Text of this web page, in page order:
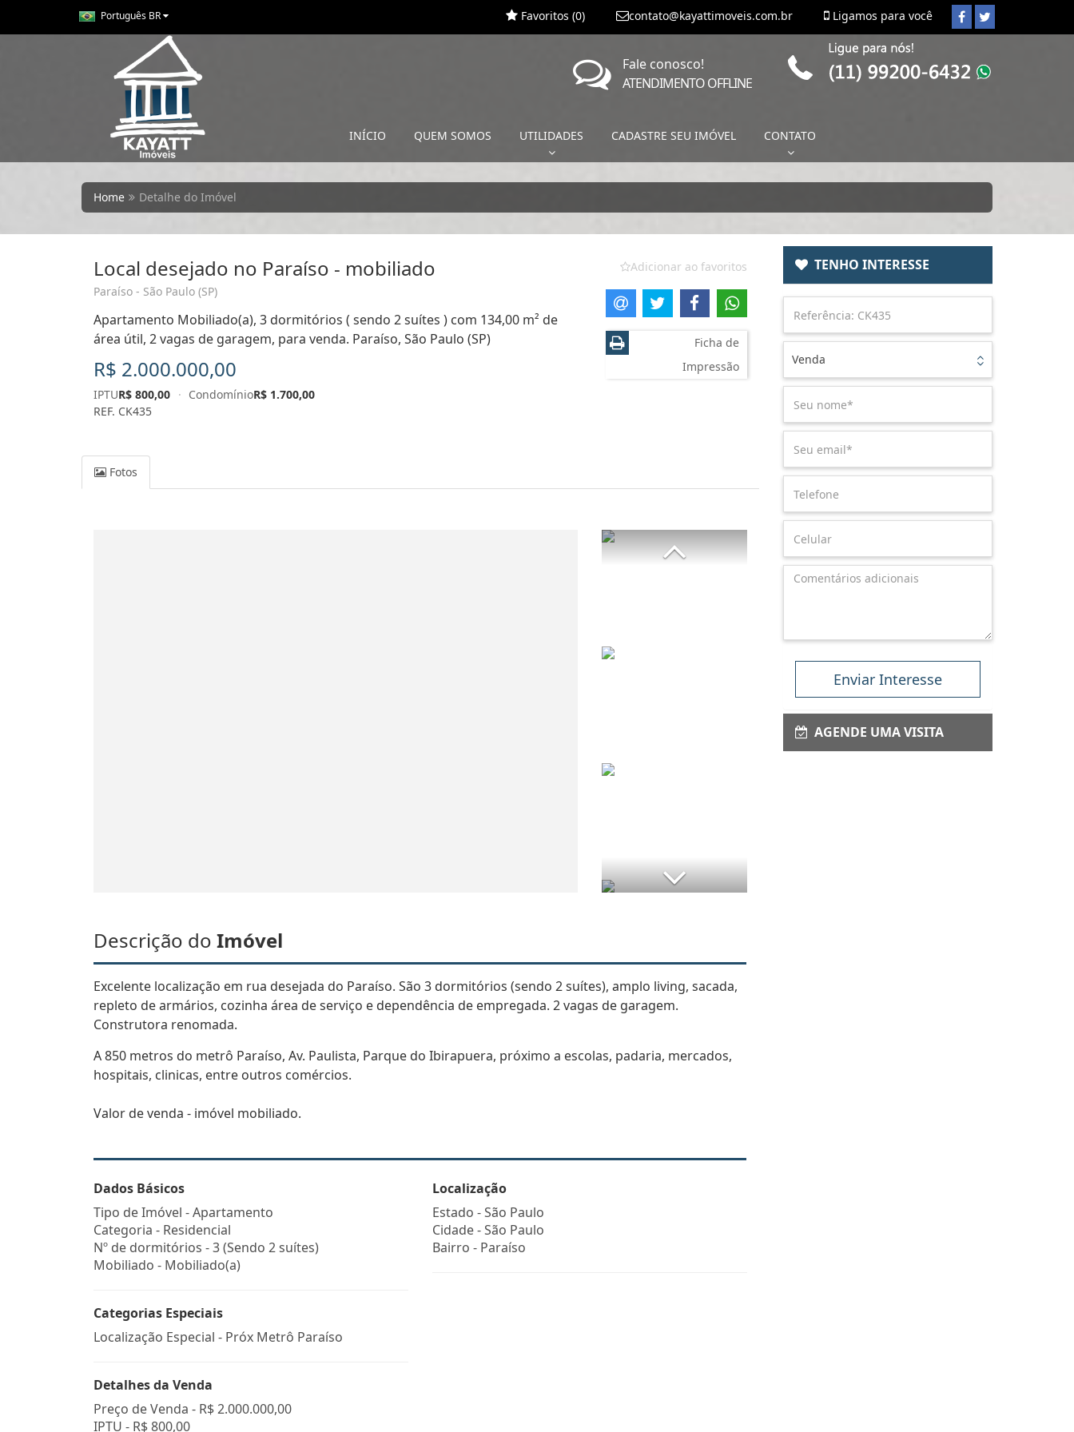
Português BR Ligamos para você
contato@kayattimoveis.com.br
Favoritos (0)
INÍCIO QUEM SOMOS UTILIDADES CADASTRE SEU IMÓVEL CONTATO
Fale conosco!
ATENDIMENTO OFFLINE
Home Detalhe do Imóvel
Local desejado no Paraíso - mobiliado
Paraíso - São Paulo (SP)
Apartamento Mobiliado(a), 3 dormitórios ( sendo 2 suítes ) com 134,00 m² de
área útil, 2 vagas de garagem, para venda. Paraíso, São Paulo (SP)
R$ 2.000.000,00
IPTUR$ 800,00 · CondomínioR$ 1.700,00
REF. CK435
Adicionar ao favoritos
Ficha de
Impressão
Fotos
Descrição do Imóvel
Excelente localização em rua desejada do Paraíso. São 3 dormitórios (sendo 2 suítes), amplo living, sacada,
repleto de armários, cozinha área de serviço e dependência de empregada. 2 vagas de garagem.
Construtora renomada.
A 850 metros do metrô Paraíso, Av. Paulista, Parque do Ibirapuera, próximo a escolas, padaria, mercados,
hospitais, clinicas, entre outros comércios.
Valor de venda - imóvel mobiliado.
Dados Básicos
Tipo de Imóvel - Apartamento
Categoria - Residencial
Nº de dormitórios - 3 (Sendo 2 suítes)
Mobiliado - Mobiliado(a)
Categorias Especiais
Localização Especial - Próx Metrô Paraíso
Detalhes da Venda
Preço de Venda - R$ 2.000.000,00
IPTU - R$ 800,00
Localização
Estado -São Paulo
Cidade -São Paulo
Bairro - Paraíso
TENHO INTERESSE
Venda
Enviar Interesse
AGENDE UMA VISITA